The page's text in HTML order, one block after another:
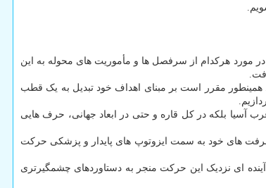
مورد هرکدام از سرفصل ها و مأموریت های محوله به این
همینطور مقرر است بر مبنای اهداف خود تبدیل به یک قطب
آسیا بلکه در کل قاره و حتی در ابعاد جهانی، حرف هایی
های خود به سمت ایزوتوپ های پایدار و پزشکی حرکت
ای نزدیک این حرکت منجر به دستاوردهای چشمگیرتری